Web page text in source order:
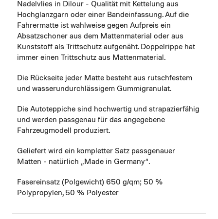
Nadelvlies in Dilour - Qualität mit Kettelung aus
Hochglanzgarn oder einer Bandeinfassung. Auf die
Fahrermatte ist wahlweise gegen Aufpreis ein
Absatzschoner aus dem Mattenmaterial oder aus
Kunststoff als Trittschutz aufgenäht. Doppelrippe hat
immer einen Trittschutz aus Mattenmaterial.
Die Rückseite jeder Matte besteht aus rutschfestem
und wasserundurchlässigem Gummigranulat.
Die Autoteppiche sind hochwertig und strapazierfähig
und werden passgenau für das angegebene
Fahrzeugmodell produziert.
Geliefert wird ein kompletter Satz passgenauer
Matten - natürlich „Made in Germany“.
Fasereinsatz (Polgewicht) 650 g/qm; 50 %
Polypropylen, 50 % Polyester